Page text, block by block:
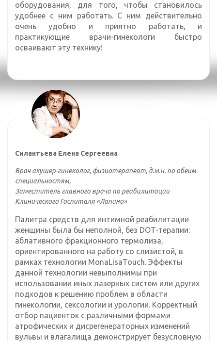
оборудования, для того, чтобы становилось
удобнее с ним работать. С ним действительно
очень удобно и приятно работать, и
практикующие врачи-гинекологи быстро
осваивают эту технику!
Силантьева Елена Сергеевна
Врач акушер-гинеколог, физиотерапевт, д.м.н. по обеим
специальностям,
Заместитель главного врача по реабилитации
Клинического Госпиталя «Лапино»
Палитра средств для интимной реабилитации
женщины была бы неполной, без DOT-терапии:
аблативного фракционного термолиза,
ориентированного на работу со слизистой, в
рамках технологии MonaLisaTouch. Эффекты
данной технологии невыполнимы при
использовании иных лазерных систем или других
подходов к решению проблем в области
гинекологии, сексологии и урологии. Корректный
отбор пациенток с различными формами
атрофических и дисрегенераторных изменений
вульвы и влагалища демонстрирует безусловную